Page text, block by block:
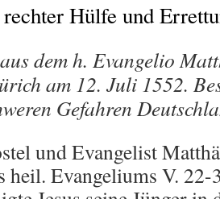
Hülfe und
dem h. Evangelio
am 12. Juli 1552.
Gefahren
und Evangelist
heil. Evangeliums V.